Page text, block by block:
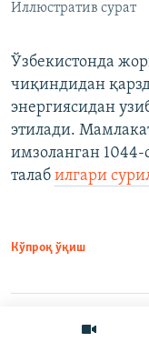
Иллюстратив сурат
Ўзбекистонда
чиқиндидан
энергиясидан
этилади.
имзоланган
талаб илгари
Кўпроқ ўқиш
Ўртоқлашинг